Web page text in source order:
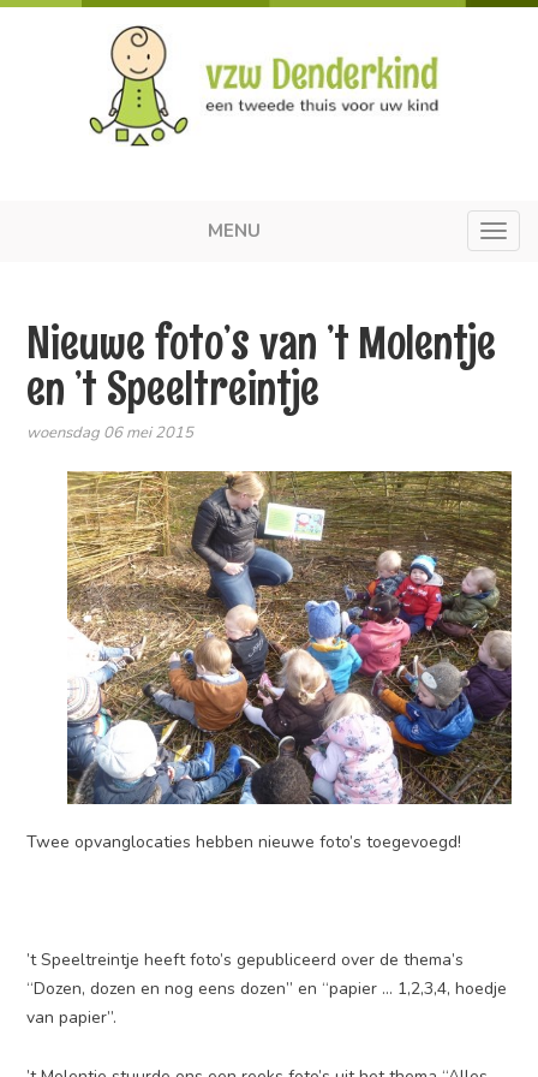
MENU
Nieuwe foto’s van ’t Molentje
en ’t Speeltreintje
woensdag 06 mei 2015
Twee opvanglocaties hebben nieuwe foto’s toegevoegd!
’t Speeltreintje heeft foto’s gepubliceerd over de thema’s
“Dozen, dozen en nog eens dozen” en “papier … 1,2,3,4, hoedje
van papier”.